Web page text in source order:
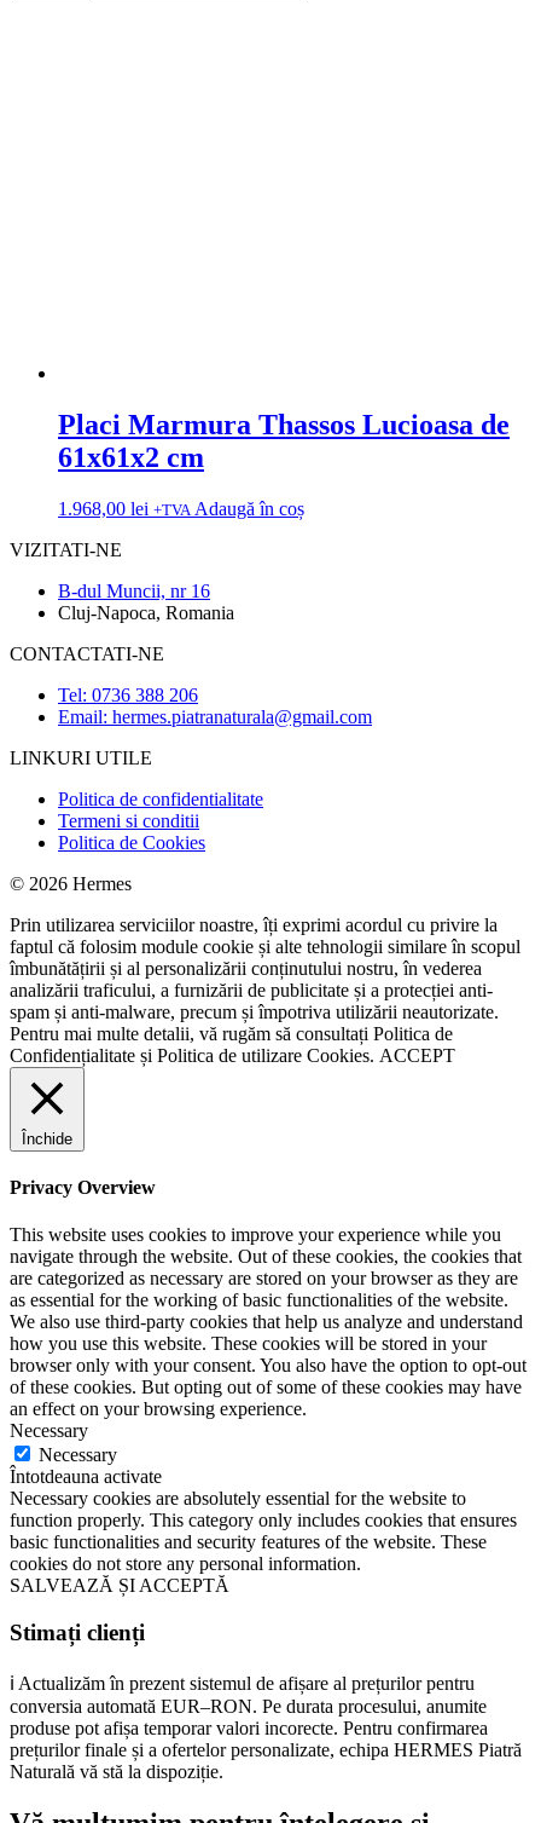
Placi Marmura Thassos Lucioasa de
61x61x2 cm
1.968,00 lei +TVA Adaugă în coș
VIZITATI-NE
B-dul Muncii, nr 16
Cluj-Napoca, Romania
CONTACTATI-NE
Tel: 0736 388 206
Email: hermes.piatranaturala@gmail.com
LINKURI UTILE
Politica de confidentialitate
Termeni si conditii
Politica de Cookies
© 2026 Hermes
Prin utilizarea serviciilor noastre, îți exprimi acordul cu privire la
faptul că folosim module cookie și alte tehnologii similare în scopul
îmbunătățirii și al personalizării conținutului nostru, în vederea
analizării traficului, a furnizării de publicitate și a protecției anti-
spam și anti-malware, precum și împotriva utilizării neautorizate.
Pentru mai multe detalii, vă rugăm să consultați Politica de
Confidențialitate și Politica de utilizare Cookies. ACCEPT
Închide
Privacy Overview
This website uses cookies to improve your experience while you
navigate through the website. Out of these cookies, the cookies that
are categorized as necessary are stored on your browser as they are
as essential for the working of basic functionalities of the website.
We also use third-party cookies that help us analyze and understand
how you use this website. These cookies will be stored in your
browser only with your consent. You also have the option to opt-out
of these cookies. But opting out of some of these cookies may have
an effect on your browsing experience.
Necessary
Necessary
Întotdeauna activate
Necessary cookies are absolutely essential for the website to
function properly. This category only includes cookies that ensures
basic functionalities and security features of the website. These
cookies do not store any personal information.
SALVEAZĂ ȘI ACCEPTĂ
Stimați clienți
ℹ️ Actualizăm în prezent sistemul de afișare al prețurilor pentru
conversia automată EUR–RON. Pe durata procesului, anumite
produse pot afișa temporar valori incorecte. Pentru confirmarea
prețurilor finale și a ofertelor personalizate, echipa HERMES Piatră
Naturală vă stă la dispoziție.